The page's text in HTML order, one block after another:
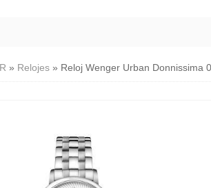
» Relojes» Reloj Wenger Urban Donnissima